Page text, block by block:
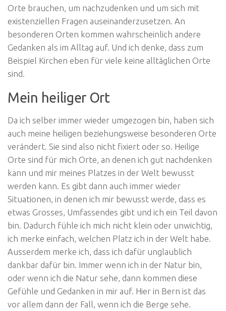
Orte brauchen, um nachzudenken und um sich mit
existenziellen Fragen auseinanderzusetzen. An
besonderen Orten kommen wahrscheinlich andere
Gedanken als im Alltag auf. Und ich denke, dass zum
Beispiel Kirchen eben für viele keine alltäglichen Orte
sind.
Mein heiliger Ort
Da ich selber immer wieder umgezogen bin, haben sich
auch meine heiligen beziehungsweise besonderen Orte
verändert. Sie sind also nicht fixiert oder so. Heilige
Orte sind für mich Orte, an denen ich gut nachdenken
kann und mir meines Platzes in der Welt bewusst
werden kann. Es gibt dann auch immer wieder
Situationen, in denen ich mir bewusst werde, dass es
etwas Grosses, Umfassendes gibt und ich ein Teil davon
bin. Dadurch fühle ich mich nicht klein oder unwichtig,
ich merke einfach, welchen Platz ich in der Welt habe.
Ausserdem merke ich, dass ich dafür unglaublich
dankbar dafür bin. Immer wenn ich in der Natur bin,
oder wenn ich die Natur sehe, dann kommen diese
Gefühle und Gedanken in mir auf. Hier in Bern ist das
vor allem dann der Fall, wenn ich die Berge sehe.